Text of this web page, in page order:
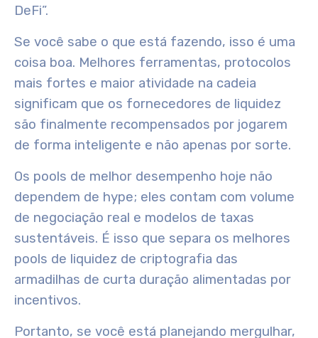
DeFi”.
Se você sabe o que está fazendo, isso é uma
coisa boa. Melhores ferramentas, protocolos
mais fortes e maior atividade na cadeia
significam que os fornecedores de liquidez
são finalmente recompensados por jogarem
de forma inteligente e não apenas por sorte.
Os pools de melhor desempenho hoje não
dependem de hype; eles contam com volume
de negociação real e modelos de taxas
sustentáveis. É isso que separa os melhores
pools de liquidez de criptografia das
armadilhas de curta duração alimentadas por
incentivos.
Portanto, se você está planejando mergulhar,